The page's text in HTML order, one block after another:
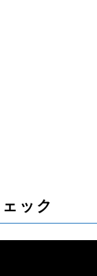
ック